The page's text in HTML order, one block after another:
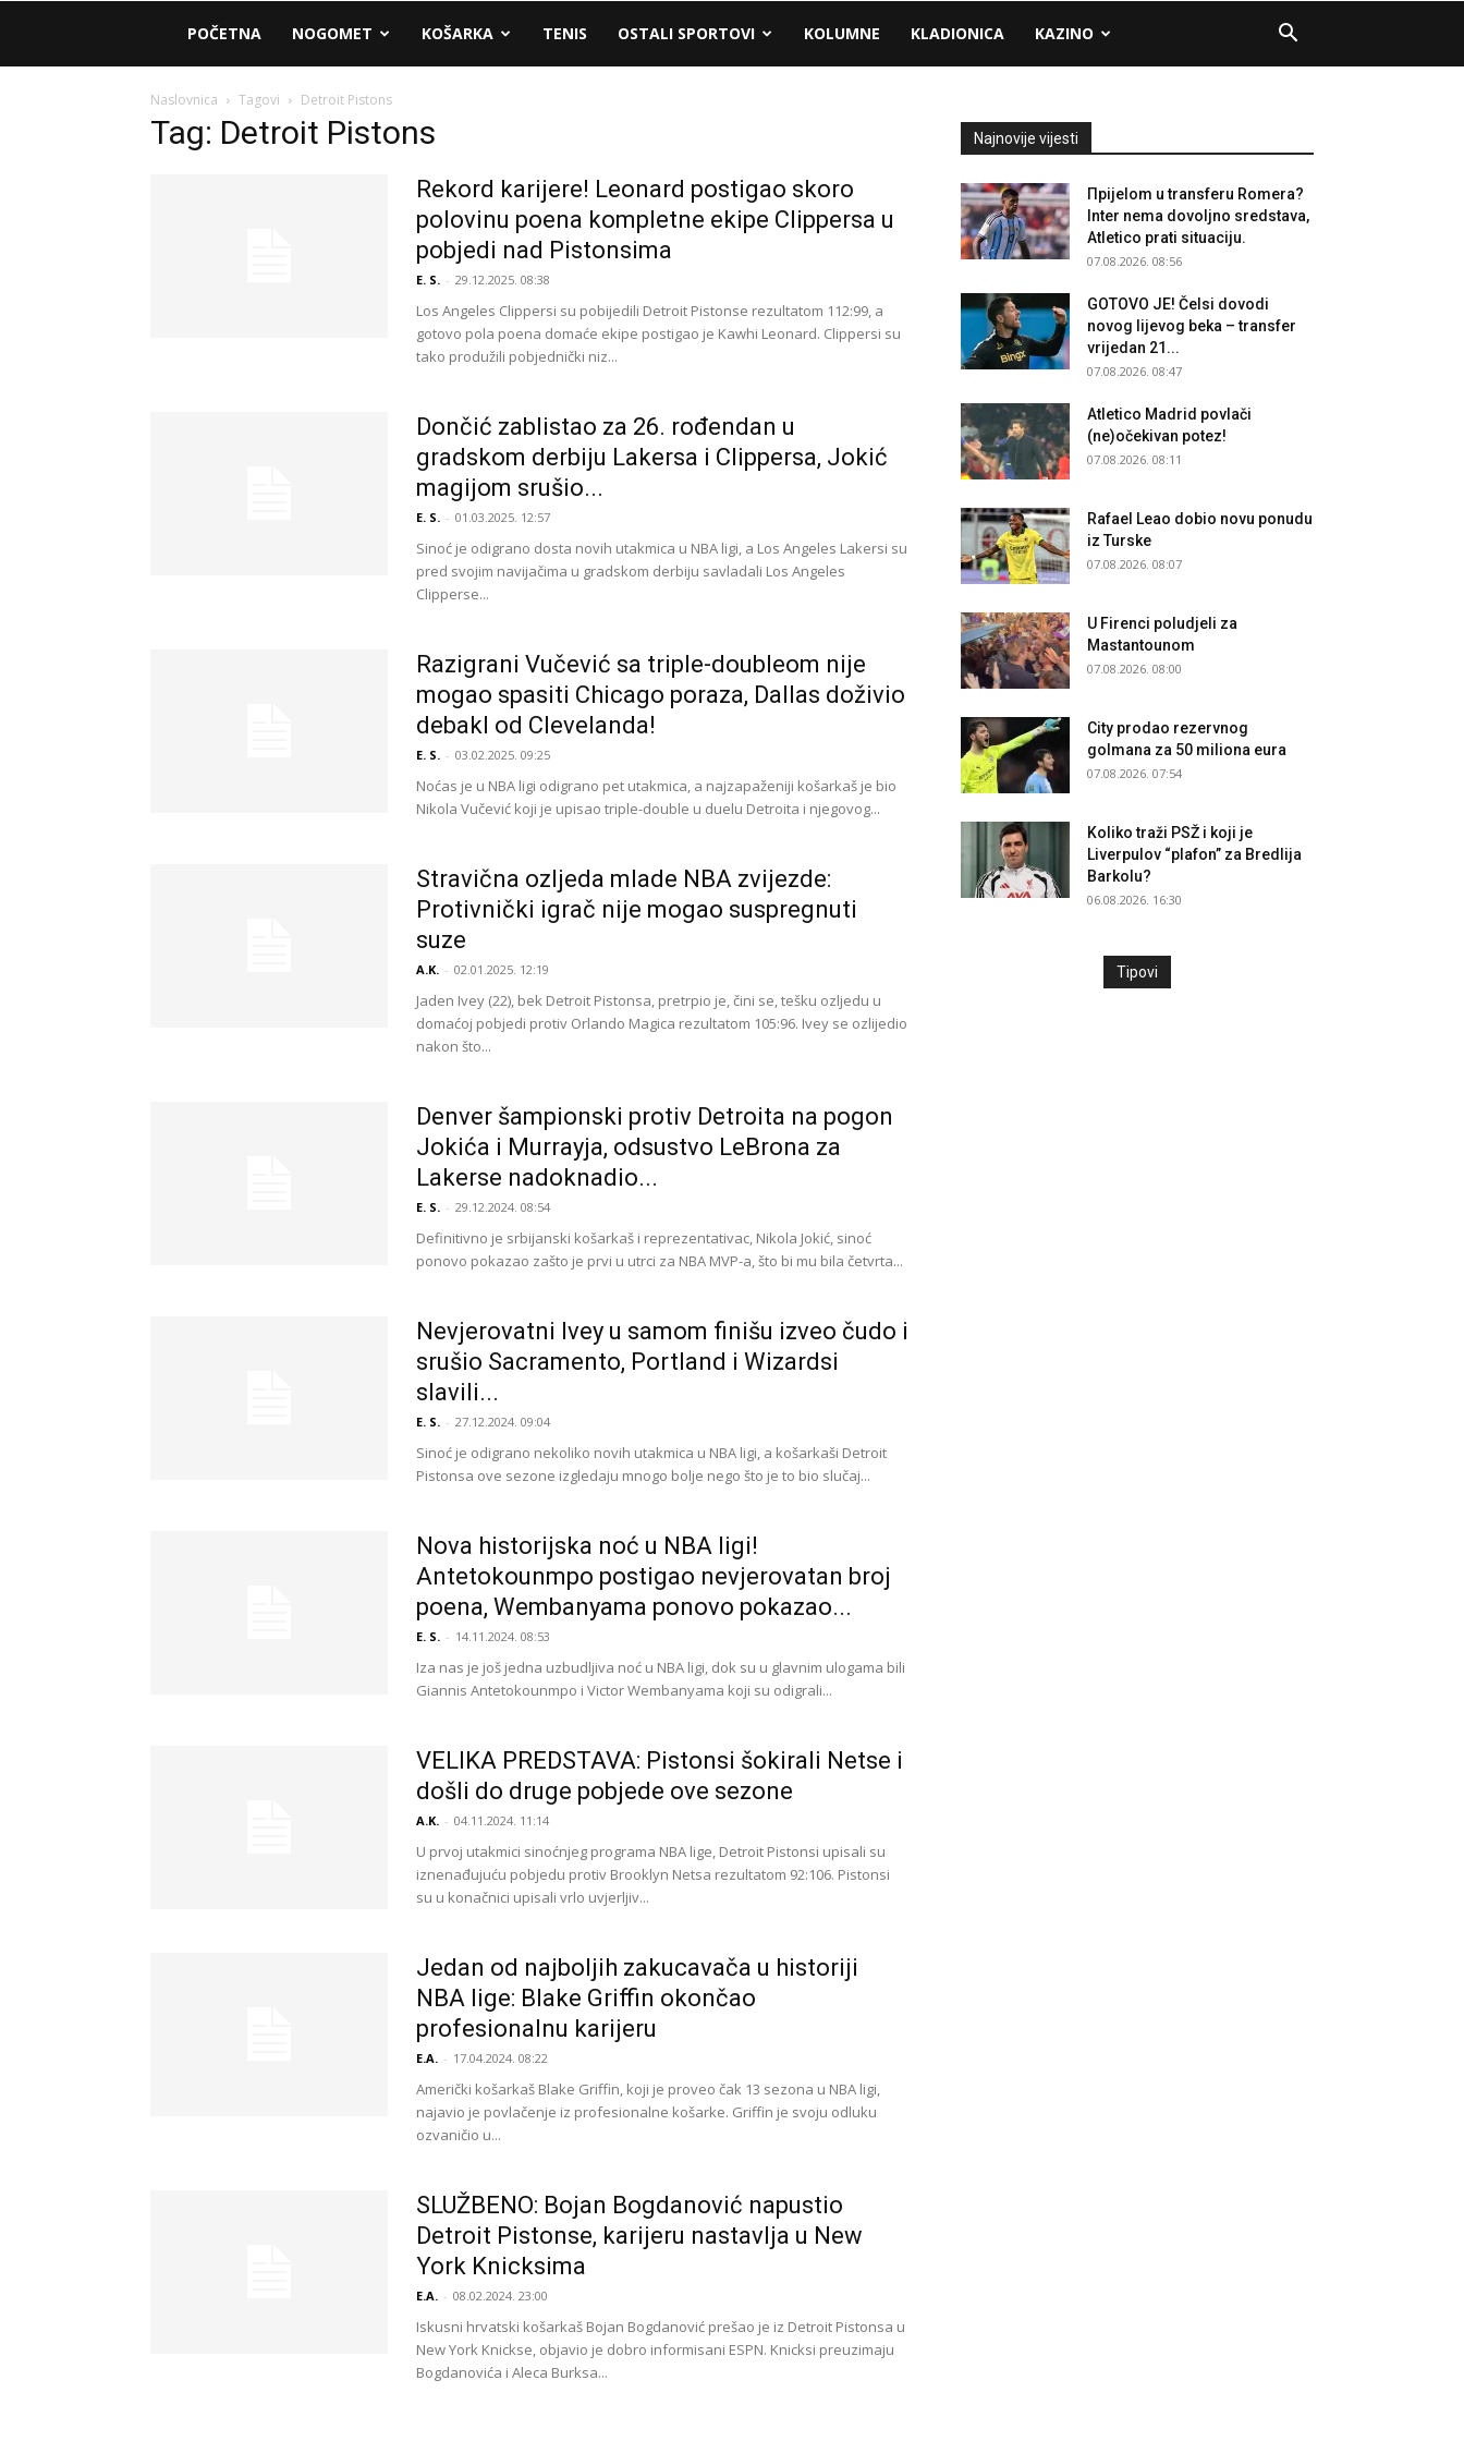
AM
Sport
POČETNA NOGOMET KOŠARKA TENIS OSTALI SPORTOVI KOLUMNE KLADIONICA KAZINO
Naslovnica Tagovi Detroit Pistons
Tag: Detroit Pistons
Rekord karijere! Leonard postigao skoro
polovinu poena kompletne ekipe Clippersa u
pobjedi nad Pistonsima
E. S. - 29.12.2025. 08:38
Los Angeles Clippersi su pobijedili Detroit Pistonse rezultatom 112:99, a
gotovo pola poena domaće ekipe postigao je Kawhi Leonard. Clippersi su
tako produžili pobjednički niz...
Dončić zablistao za 26. rođendan u
gradskom derbiju Lakersa i Clippersa, Jokić
magijom srušio...
E. S. - 01.03.2025. 12:57
Sinoć je odigrano dosta novih utakmica u NBA ligi, a Los Angeles Lakersi su
pred svojim navijačima u gradskom derbiju savladali Los Angeles
Clipperse...
Razigrani Vučević sa triple-doubleom nije
mogao spasiti Chicago poraza, Dallas doživio
debakl od Clevelanda!
E. S. - 03.02.2025. 09:25
Noćas je u NBA ligi odigrano pet utakmica, a najzapaženiji košarkaš je bio
Nikola Vučević koji je upisao triple-double u duelu Detroita i njegovog...
Stravična ozljeda mlade NBA zvijezde:
Protivnički igrač nije mogao suspregnuti
suze
A.K. - 02.01.2025. 12:19
Jaden Ivey (22), bek Detroit Pistonsa, pretrpio je, čini se, tešku ozljedu u
domaćoj pobjedi protiv Orlando Magica rezultatom 105:96. Ivey se ozlijedio
nakon što...
Denver šampionski protiv Detroita na pogon
Jokića i Murrayja, odsustvo LeBrona za
Lakerse nadoknadio...
E. S. - 29.12.2024. 08:54
Definitivno je srbijanski košarkaš i reprezentativac, Nikola Jokić, sinoć
ponovo pokazao zašto je prvi u utrci za NBA MVP-a, što bi mu bila četvrta...
Nevjerovatni Ivey u samom finišu izveo čudo i
srušio Sacramento, Portland i Wizardsi
slavili...
E. S. - 27.12.2024. 09:04
Sinoć je odigrano nekoliko novih utakmica u NBA ligi, a košarkaši Detroit
Pistonsa ove sezone izgledaju mnogo bolje nego što je to bio slučaj...
Nova historijska noć u NBA ligi!
Antetokounmpo postigao nevjerovatan broj
poena, Wembanyama ponovo pokazao...
E. S. - 14.11.2024. 08:53
Iza nas je još jedna uzbudljiva noć u NBA ligi, dok su u glavnim ulogama bili
Giannis Antetokounmpo i Victor Wembanyama koji su odigrali...
VELIKA PREDSTAVA: Pistonsi šokirali Netse i
došli do druge pobjede ove sezone
A.K. - 04.11.2024. 11:14
U prvoj utakmici sinoćnjeg programa NBA lige, Detroit Pistonsi upisali su
iznenađujuću pobjedu protiv Brooklyn Netsa rezultatom 92:106. Pistonsi
su u konačnici upisali vrlo uvjerljiv...
Jedan od najboljih zakucavača u historiji
NBA lige: Blake Griffin okončao
profesionalnu karijeru
E.A. - 17.04.2024. 08:22
Američki košarkaš Blake Griffin, koji je proveo čak 13 sezona u NBA ligi,
najavio je povlačenje iz profesionalne košarke. Griffin je svoju odluku
ozvaničio u...
SLUŽBENO: Bojan Bogdanović napustio
Detroit Pistonse, karijeru nastavlja u New
York Knicksima
E.A. - 08.02.2024. 23:00
Iskusni hrvatski košarkaš Bojan Bogdanović prešao je iz Detroit Pistonsa u
New York Knickse, objavio je dobro informisani ESPN. Knicksi preuzimaju
Bogdanovića i Aleca Burksa...
Najnovije vijesti
Прijelom u transferu Romera?
Inter nema dovoljno sredstava,
Atletico prati situaciju.
07.08.2026. 08:56
GOTOVO JE! Čelsi dovodi
novog lijevog beka – transfer
vrijedan 21...
07.08.2026. 08:47
Atletico Madrid povlači
(ne)očekivan potez!
07.08.2026. 08:11
Rafael Leao dobio novu ponudu
iz Turske
07.08.2026. 08:07
U Firenci poludjeli za
Mastantounom
07.08.2026. 08:00
City prodao rezervnog
golmana za 50 miliona eura
07.08.2026. 07:54
Koliko traži PSŽ i koji je
Liverpulov “plafon” za Bredlija
Barkolu?
06.08.2026. 16:30
Tipovi